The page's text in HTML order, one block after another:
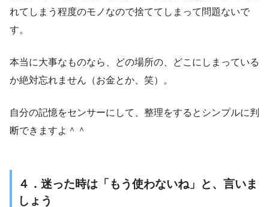
れてしまう程度のモノなので捨ててしまって問題ないで
す。
本当に大事なものなら、どの場所の、どこにしまっている
か絶対忘れません（お金とか、笑）。
自分の記憶をセンサーにして、整理をするとシンプルに判
断できますよ＾＾
４．迷った時は「もう使わないね」と、言いま
しょう